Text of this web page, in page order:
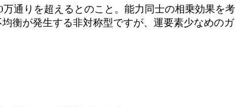
通りを超えるとのこと。能力同士の相乗効果を考
衡が発生する非対称型ですが、運要素少なめのガ